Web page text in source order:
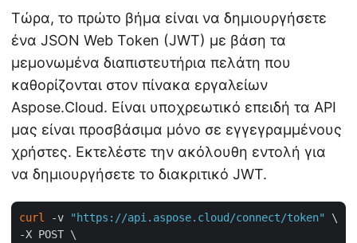
Τώρα, το πρώτο βήμα είναι να δημιουργήσετε
ένα JSON Web Token (JWT) με βάση τα
μεμονωμένα διαπιστευτήρια πελάτη που
καθορίζονται στον πίνακα εργαλείων
Aspose.Cloud. Είναι υποχρεωτικό επειδή τα API
μας είναι προσβάσιμα μόνο σε εγγεγραμμένους
χρήστες. Εκτελέστε την ακόλουθη εντολή για
να δημιουργήσετε το διακριτικό JWT.
curl -v "https://api.aspose.cloud/connect/token"
\
-X POST \